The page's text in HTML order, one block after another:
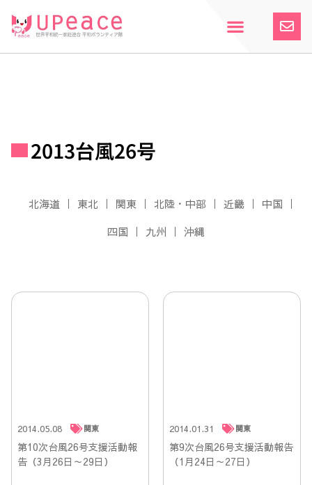
ス
2013台風26号
北海道 東北 関東 北陸・中部 近畿
中国
四国
九州 沖縄
2014.05.08 関東
第10次台風26号支援活動報
告（3月26日～29日）
2014.01.31 関東
第9次台風26号支援活動報告
（1月24日～27日）